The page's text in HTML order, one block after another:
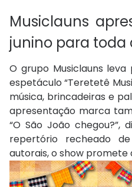
Musiclauns
junino para toda
O grupo Musiclauns leva
espetáculo “Teretetê
música, brincadeiras e
apresentação marca
“O São João chegou?”,
repertório recheado
autorais, o show promete